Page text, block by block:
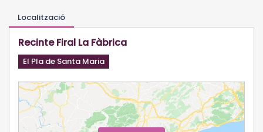
Localització
Recinte Firal La Fàbrica
El Pla de Santa Maria